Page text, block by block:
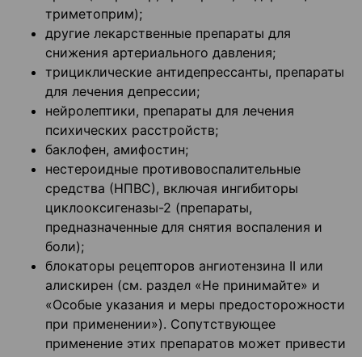
триметоприм);
другие лекарственные препараты для
снижения артериального давления;
трициклические антидепрессанты, препараты
для лечения депрессии;
нейролептики, препараты для лечения
психических расстройств;
баклофен, амифостин;
нестероидные противовоспалительные
средства (НПВС), включая ингибиторы
циклооксигеназы-2 (препараты,
предназначенные для снятия воспаления и
боли);
блокаторы рецепторов ангиотензина II или
алискирен (см. раздел «Не принимайте» и
«Особые указания и меры предосторожности
при применении»). Сопутствующее
применение этих препаратов может привести